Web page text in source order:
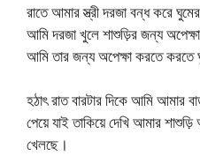
রাতে আমার স্ত্রী দরজা বন্ধ করে
আমি দরজা খুলে শাশুড়ির জন্য
আমি তার জন্য অপেক্ষা করতে করতে
হঠাৎ রাত বারটার দিকে আমি
পেয়ে যাই তাকিয়ে দেখি আমার
খেলছে।